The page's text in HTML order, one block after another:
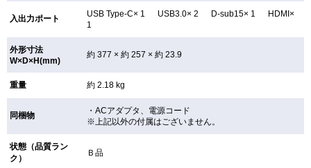
入出力ポート
USB Type-C× 1 USB3.0× 2 D-sub15× 1 HDMI×
1
外形寸法
W×D×H(mm)
約 377 × 約 257 × 約 23.9
重量 約 2.18 kg
同梱物
・ACアダプタ、電源コード
※上記以外の付属はございません。
状態（品質ラン
ク）
Ｂ品